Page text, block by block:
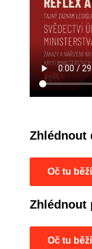
Zhlédnout
Oč tu
Zhlédnout
Oč tu